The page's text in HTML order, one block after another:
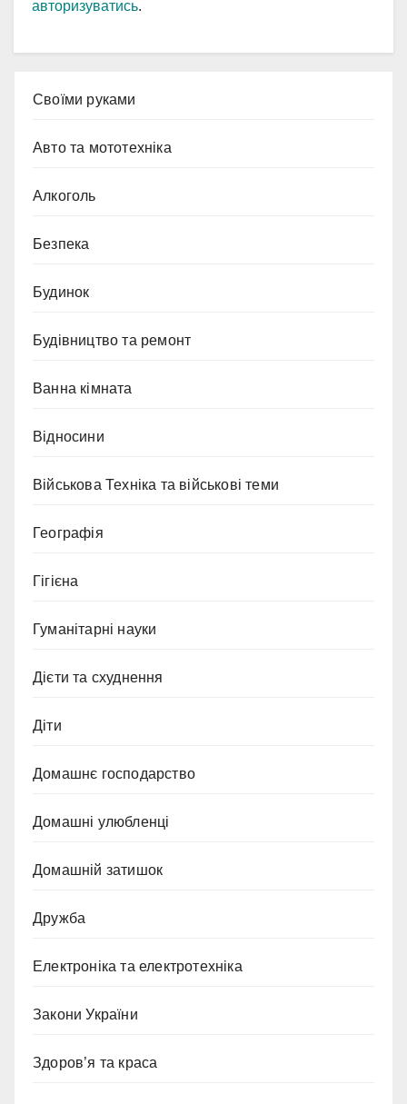
авторизуватись.
Cвоїми руками
Авто та мототехніка
Алкоголь
Безпека
Будинок
Будівництво та ремонт
Ванна кімната
Відносини
Військова Техніка та військові теми
Географія
Гігієна
Гуманітарні науки
Дієти та схуднення
Діти
Домашнє господарство
Домашні улюбленці
Домашній затишок
Дружба
Електроніка та електротехніка
Закони України
Здоров’я та краса